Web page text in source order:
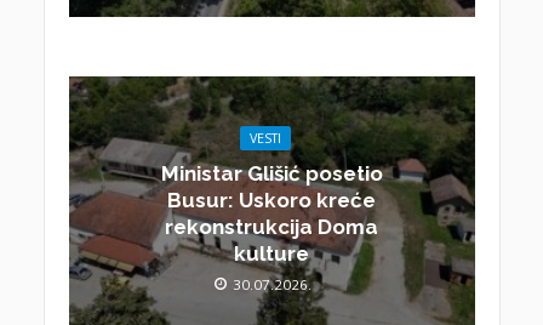
VESTI
Ministar Glišić posetio
Busur: Uskoro kreće
rekonstrukcija Doma
kulture
30.07.2026.